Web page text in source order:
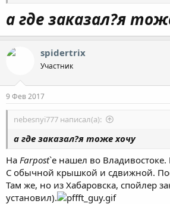
а где заказал?я
spidertrix
Участник
9 Фев 2017
nebesnyi777 написал(а):
а где заказал?я тоже хочу
На Farpost`e нашел во
С обычной крышкой и сдвижной.
Там же, но из Хабаровска, спойлер
установил).